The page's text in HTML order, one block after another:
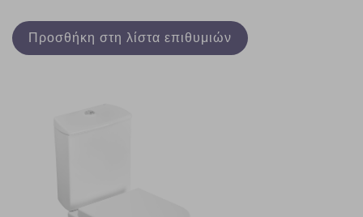
Προσθήκη στη λίστα επιθυμιών